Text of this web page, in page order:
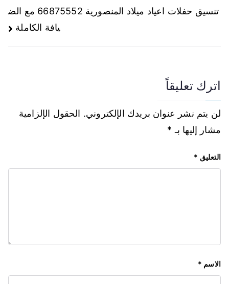
تنسيق حفلات اعياد ميلاد المنصورية 66875552 مع الض
يافة الكاملة
اترك تعليقاً
لن يتم نشر عنوان بريدك الإلكتروني. الحقول الإلزامية
مشار إليها بـ *
التعليق *
الاسم *